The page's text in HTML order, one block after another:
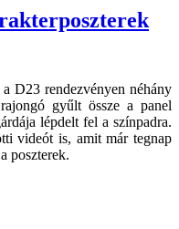
D23 rendezvényen néhány
gyűlt össze a panel
lépdelt fel a színpadra.
videót is, amit már tegnap
poszterek.